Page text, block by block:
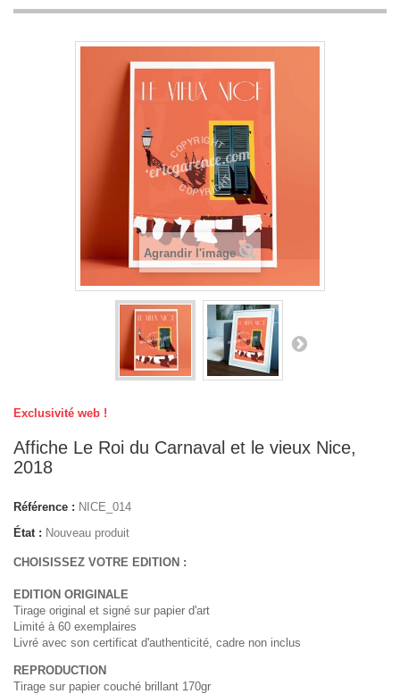
Agrandir l'image
Exclusivité web !
Affiche Le Roi du Carnaval et le vieux Nice,
2018
Référence : NICE_014
État : Nouveau produit
CHOISISSEZ VOTRE EDITION :
EDITION ORIGINALE
Tirage original et signé sur papier d'art
Limité à 60 exemplaires
Livré avec son certificat d'authenticité, cadre non inclus
REPRODUCTION
Tirage sur papier couché brillant 170gr